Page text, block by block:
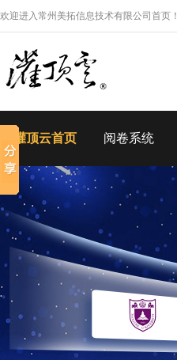
欢迎进入常州美拓信息技术有限公司首页！
灌顶云首页 阅卷系统